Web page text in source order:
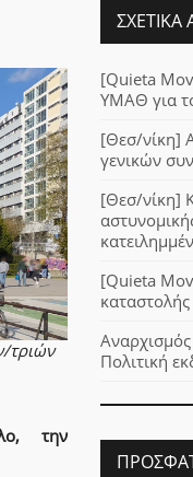
τριών
την
ΣΧΕΤΙΚΆ
[Quieta
ΥΜΑΘ για
[Θεσ/νίκη]
γενικών
[Θεσ/νίκη]
[Quieta
Πολιτική